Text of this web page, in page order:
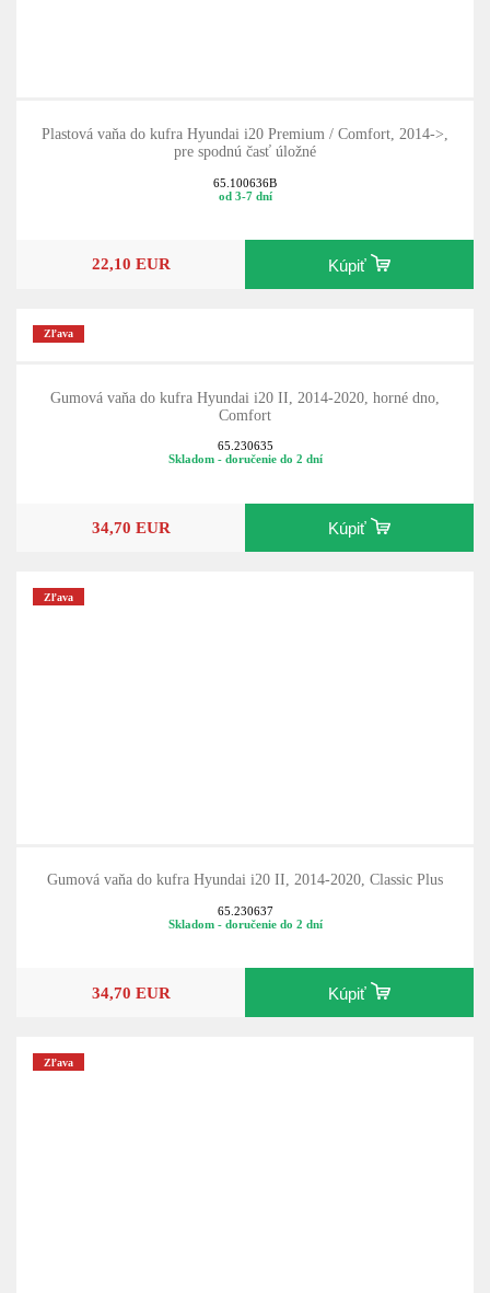
Plastová vaňa do kufra Hyundai i20 Premium / Comfort, 2014->,
pre spodnú časť úložné
65.100636B
od 3-7 dní
22,10 EUR Kúpiť
Zľava
Gumová vaňa do kufra Hyundai i20 II, 2014-2020, horné dno,
Comfort
65.230635
Skladom - doručenie do 2 dní
34,70 EUR Kúpiť
Zľava
Gumová vaňa do kufra Hyundai i20 II, 2014-2020, Classic Plus
65.230637
Skladom - doručenie do 2 dní
34,70 EUR Kúpiť
Zľava